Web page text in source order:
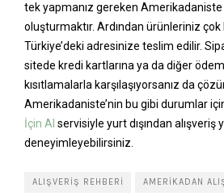
tek yapmanız gereken Amerikadaniste
oluşturmaktır. Ardından ürünleriniz çok
Türkiye’deki adresinize teslim edilir.
sitede kredi kartlarına ya da diğer
kısıtlamalarla karşılaşıyorsanız da
Amerikadaniste’nin bu gibi durumlar
İçin Al servisiyle yurt dışından alışveriş
deneyimleyebilirsiniz.
ALIŞVERIŞ REHBERI AMERIKADAN